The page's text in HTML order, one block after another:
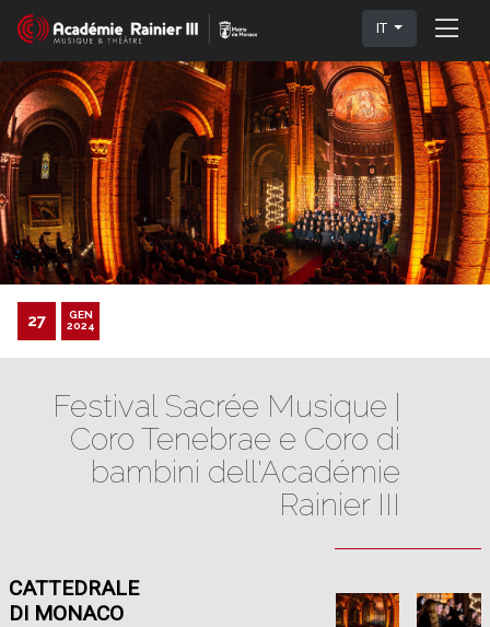
IT
27
GEN
2024
Festival Sacrée Musique |
Coro Tenebrae e Coro di
bambini dell'Académie
Rainier III
CATTEDRALE
DI MONACO